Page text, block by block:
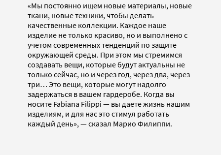
«Мы постоянно ищем новые материалы, новые
ткани, новые техники, чтобы делать
качественные коллекции. Каждое наше
изделие не только красиво, но и выполнено с
учетом современных тенденций по защите
окружающей среды. При этом мы стремимся
создавать вещи, которые будут актуальны не
только сейчас, но и через год, через два, через
три… Это вещи, которые могут надолго
задержаться в вашем гардеробе. Когда вы
носите Fabiana Filippi — вы даете жизнь нашим
изделиям, и для нас это стимул работать
каждый день», — сказал Марио Филиппи.